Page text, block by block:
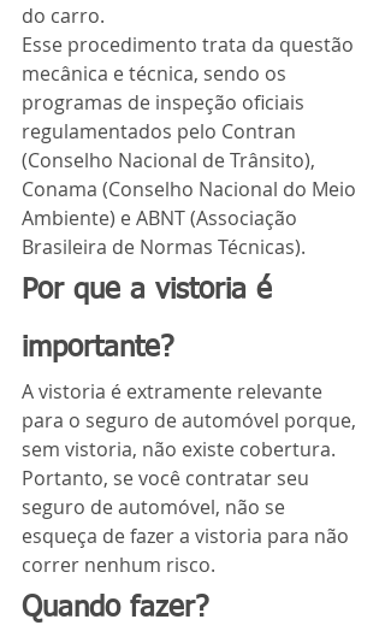
do carro.
Esse procedimento trata da questão
mecânica e técnica, sendo os
programas de inspeção oficiais
regulamentados pelo Contran
(Conselho Nacional de Trânsito),
Conama (Conselho Nacional do Meio
Ambiente) e ABNT (Associação
Brasileira de Normas Técnicas).
Por que a vistoria é
importante?
A vistoria é extramente relevante
para o seguro de automóvel porque,
sem vistoria, não existe cobertura.
Portanto, se você contratar seu
seguro de automóvel, não se
esqueça de fazer a vistoria para não
correr nenhum risco.
Quando fazer?